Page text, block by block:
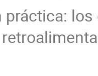
práctica: